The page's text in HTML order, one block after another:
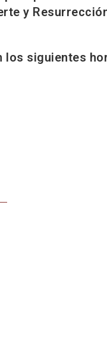
y
los siguientes